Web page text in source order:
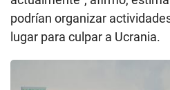
podrían organizar
lugar para culpar a Ucrania.